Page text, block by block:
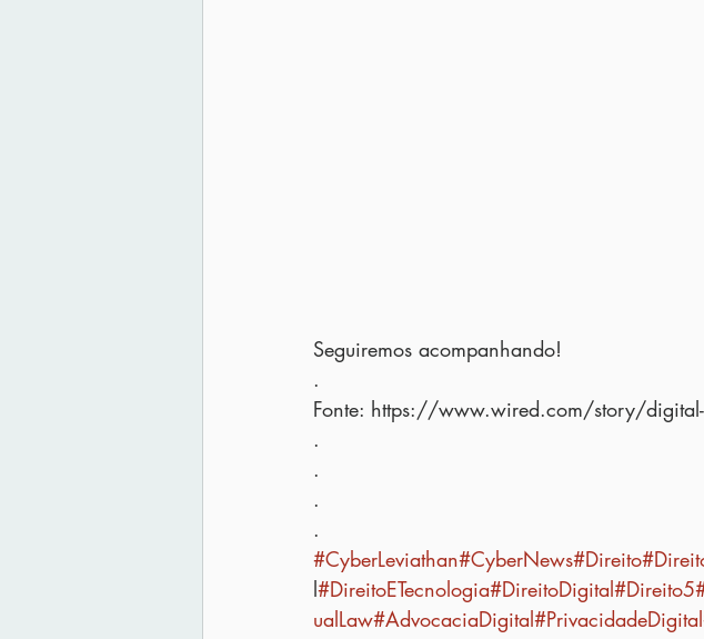
Seguiremos acompanhando!
.
Fonte: https://www.wired.com/story/
.
.
.
.
#CyberLeviathan#CyberNews#Direito
l#DireitoETecnologia#DireitoDigital#Direito5
ualLaw#AdvocaciaDigital#PrivacidadeDigital